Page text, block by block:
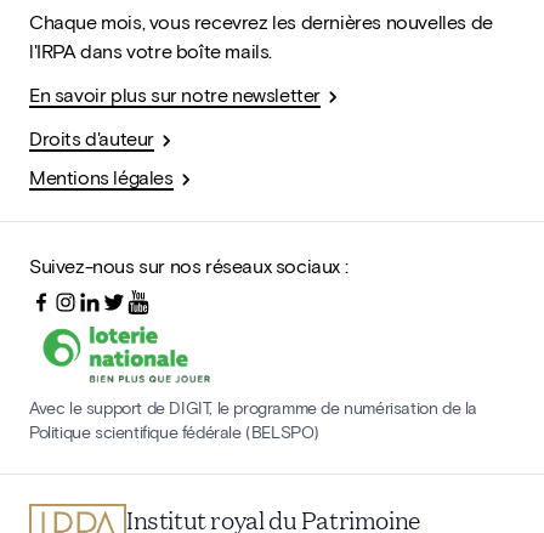
Chaque mois, vous recevrez les dernières nouvelles de
l'IRPA dans votre boîte mails.
En savoir plus sur notre newsletter
Droits d'auteur
Mentions légales
Suivez-nous sur nos réseaux sociaux :
Avec le support de DIGIT, le programme de numérisation de la
Politique scientifique fédérale (BELSPO)
Institut royal du Patrimoine